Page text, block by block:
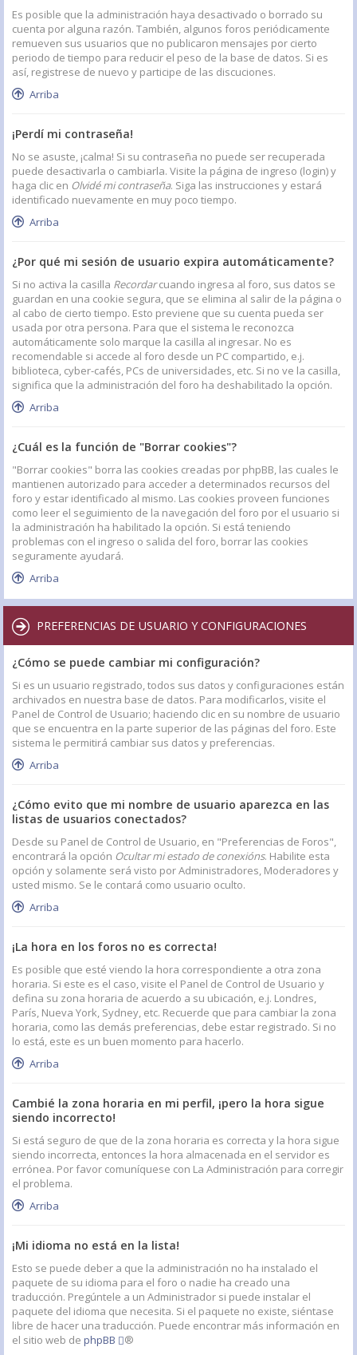
Es posible que la administración haya desactivado o borrado su
cuenta por alguna razón. También, algunos foros periódicamente
remueven sus usuarios que no publicaron mensajes por cierto
periodo de tiempo para reducir el peso de la base de datos. Si es
así, registrese de nuevo y participe de las discuciones.
Arriba
¡Perdí mi contraseña!
No se asuste, ¡calma! Si su contraseña no puede ser recuperada
puede desactivarla o cambiarla. Visite la página de ingreso (login) y
haga clic en Olvidé mi contraseña. Siga las instrucciones y estará
identificado nuevamente en muy poco tiempo.
Arriba
¿Por qué mi sesión de usuario expira automáticamente?
Si no activa la casilla Recordarcuando ingresa al foro, sus datos se
guardan en una cookie segura, que se elimina al salir de la página o
al cabo de cierto tiempo. Esto previene que su cuenta pueda ser
usada por otra persona. Para que el sistema le reconozca
automáticamente solo marque la casilla al ingresar. No es
recomendable si accede al foro desde un PC compartido, e.j.
biblioteca, cyber-cafés, PCs de universidades, etc. Si no ve la casilla,
significa que la administración del foro ha deshabilitado la opción.
Arriba
¿Cuál es la función de "Borrar cookies"?
"Borrar cookies" borra las cookies creadas por phpBB, las cuales le
mantienen autorizado para acceder a determinados recursos del
foro y estar identificado al mismo. Las cookies proveen funciones
como leer el seguimiento de la navegación del foro por el usuario si
la administración ha habilitado la opción. Si está teniendo
problemas con el ingreso o salida del foro, borrar las cookies
seguramente ayudará.
Arriba
PREFERENCIAS DE USUARIO Y CONFIGURACIONES
¿Cómo se puede cambiar mi configuración?
Si es un usuario registrado, todos sus datos y configuraciones están
archivados en nuestra base de datos. Para modificarlos, visite el
Panel de Control de Usuario; haciendo clic en su nombre de usuario
que se encuentra en la parte superior de las páginas del foro. Este
sistema le permitirá cambiar sus datos y preferencias.
Arriba
¿Cómo evito que mi nombre de usuario aparezca en las
listas de usuarios conectados?
Desde su Panel de Control de Usuario, en "Preferencias de Foros",
encontrará la opción Ocultar mi estado de conexións. Habilite esta
opción y solamente será visto por Administradores, Moderadores y
usted mismo. Se le contará como usuario oculto.
Arriba
¡La hora en los foros no es correcta!
Es posible que esté viendo la hora correspondiente a otra zona
horaria. Si este es el caso, visite el Panel de Control de Usuario y
defina su zona horaria de acuerdo a su ubicación, e.j. Londres,
París, Nueva York, Sydney, etc. Recuerde que para cambiar la zona
horaria, como las demás preferencias, debe estar registrado. Si no
lo está, este es un buen momento para hacerlo.
Arriba
Cambié la zona horaria en mi perfil, ¡pero la hora sigue
siendo incorrecto!
Si está seguro de que de la zona horaria es correcta y la hora sigue
siendo incorrecta, entonces la hora almacenada en el servidor es
errónea. Por favor comuníquese con La Administración para corregir
el problema.
Arriba
¡Mi idioma no está en la lista!
Esto se puede deber a que la administración no ha instalado el
paquete de su idioma para el foro o nadie ha creado una
traducción. Pregúntele a un Administrador si puede instalar el
paquete del idioma que necesita. Si el paquete no existe, siéntase
libre de hacer una traducción. Puede encontrar más información en
el sitio web de phpBB
®